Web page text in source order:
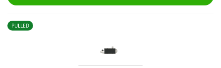
PULLED